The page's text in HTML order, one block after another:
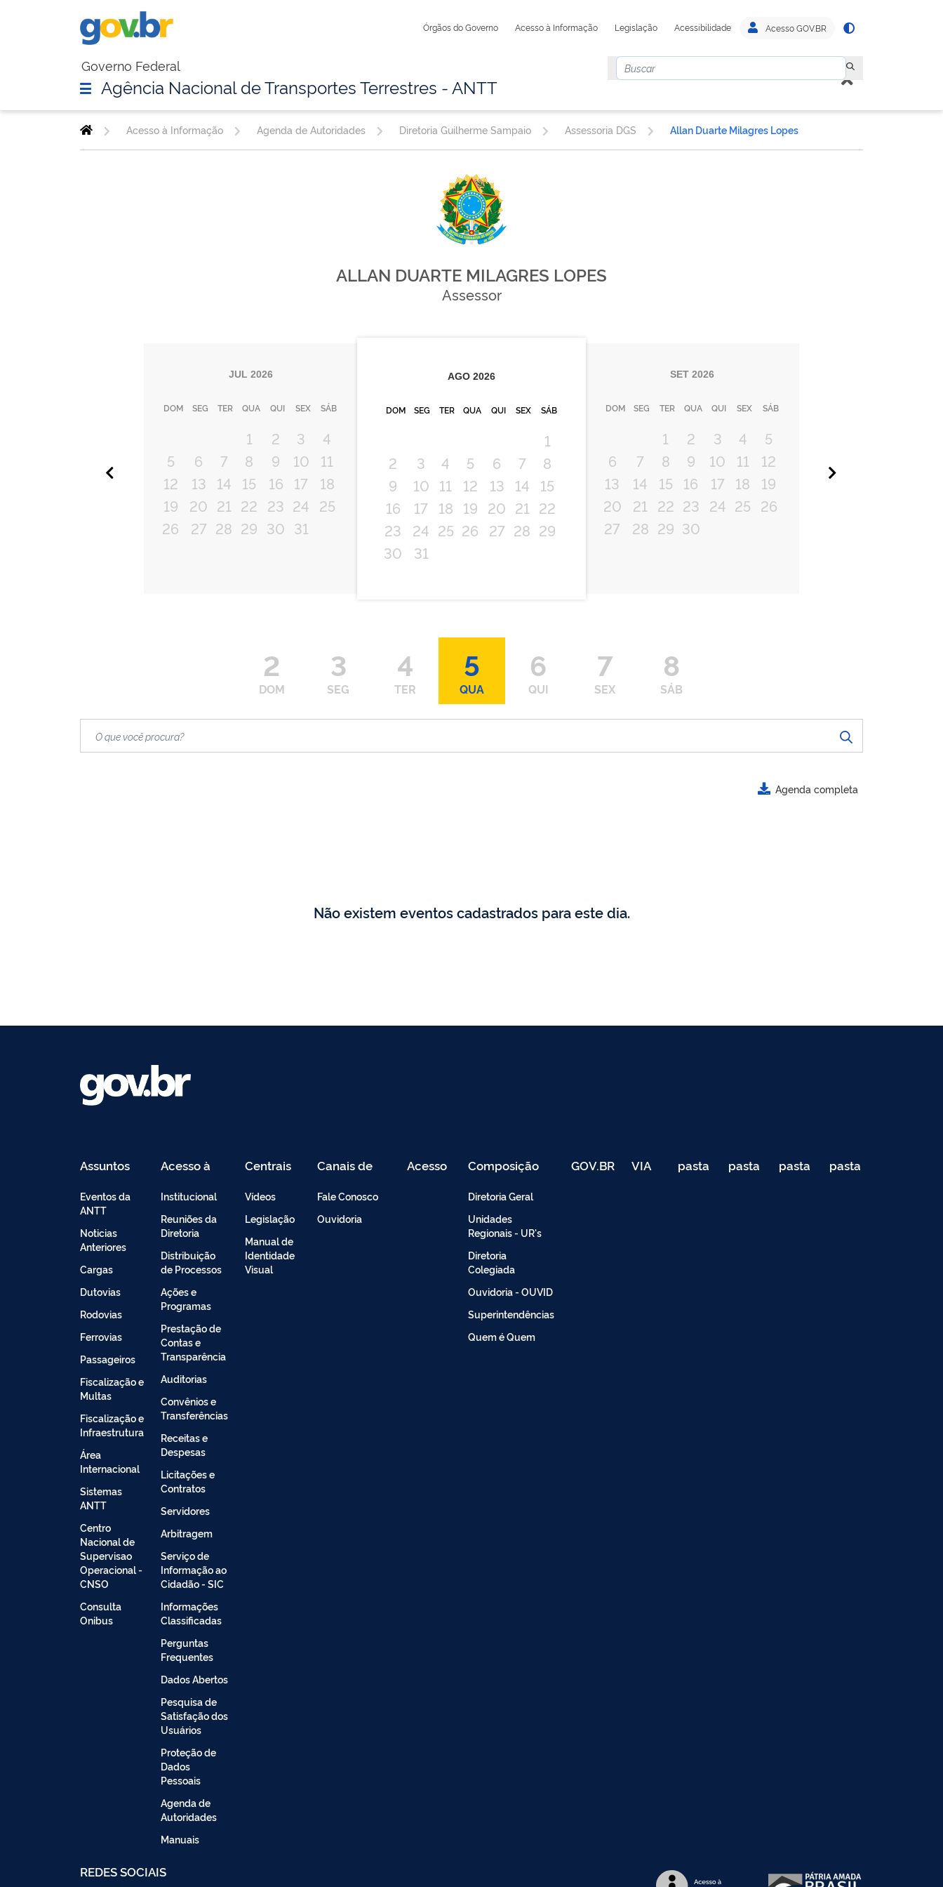
Órgãos do Governo Acesso à Informação Legislação Acessibilidade Acesso GOV.BR
Governo Federal
Agência Nacional de Transportes Terrestres - ANTT
Acesso à Informação Agenda de Autoridades Diretoria Guilherme Sampaio Assessoria DGS Allan Duarte Milagres Lopes
ALLAN DUARTE MILAGRES LOPES
Assessor
JUL 2026
DOM SEG TER QUA QUI SEX SÁB
1 2 3
4
5
6 7 8 9 10
11
12
13 14 15 16 17
18
19
20 21 22 23 24 25
26
27 28 29 30 31
AGO 2026
DOM SEG TER QUA QUI SEX SÁB
1
2
3 4 5 6 7
8
9
10 11 12 13 14
15
16
17 18 19 20 21 22
23
24 25 26 27 28 29
30
31
SET 2026
DOM SEG TER QUA QUI SEX SÁB
1 2 3 4
5
6
7 8 9 10 11
12
13
14 15 16 17 18
19
20
21 22 23 24 25 26
27
28 29 30
2
DOM
3
SEG
4
TER
5
QUA
6
QUI
7
SEX
8
SÁB
Agenda completa
Não existem eventos cadastrados para este dia.
Assuntos
Eventos da
ANTT
Noticias
Anteriores
Cargas
Dutovias
Rodovias
Ferrovias
Passageiros
Fiscalização e
Multas
Fiscalização e
Infraestrutura
Área
Internacional
Sistemas
ANTT
Centro
Nacional de
Supervisao
Operacional -
CNSO
Consulta
Onibus
Acesso à
Informação
Institucional
Reuniões da
Diretoria
Distribuição
de Processos
Ações e
Programas
Prestação de
Contas e
Transparência
Auditorias
Convênios e
Transferências
Receitas e
Despesas
Licitações e
Contratos
Servidores
Arbitragem
Serviço de
Informação ao
Cidadão - SIC
Informações
Classificadas
Perguntas
Frequentes
Dados Abertos
Pesquisa de
Satisfação dos
Usuários
Proteção de
Dados
Pessoais
Agenda de
Autoridades
Manuais
Centrais
de
Vídeos
Legislação
Manual de
Identidade
Visual
Canais de
Atendimento
Fale Conosco
Ouvidoria
Acesso
Restrito
Composição
Diretoria Geral
Unidades
Regionais - UR's
Diretoria
Colegiada
Ouvidoria - OUVID
Superintendências
Quem é Quem
GOV.BR VIA
040
pasta
de
pasta
de
pasta
de
pasta
de
REDES SOCIAIS